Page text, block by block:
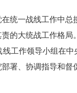
战线工作中总
的大统战工作格局。
作领导小组在中
署、协调指导和督